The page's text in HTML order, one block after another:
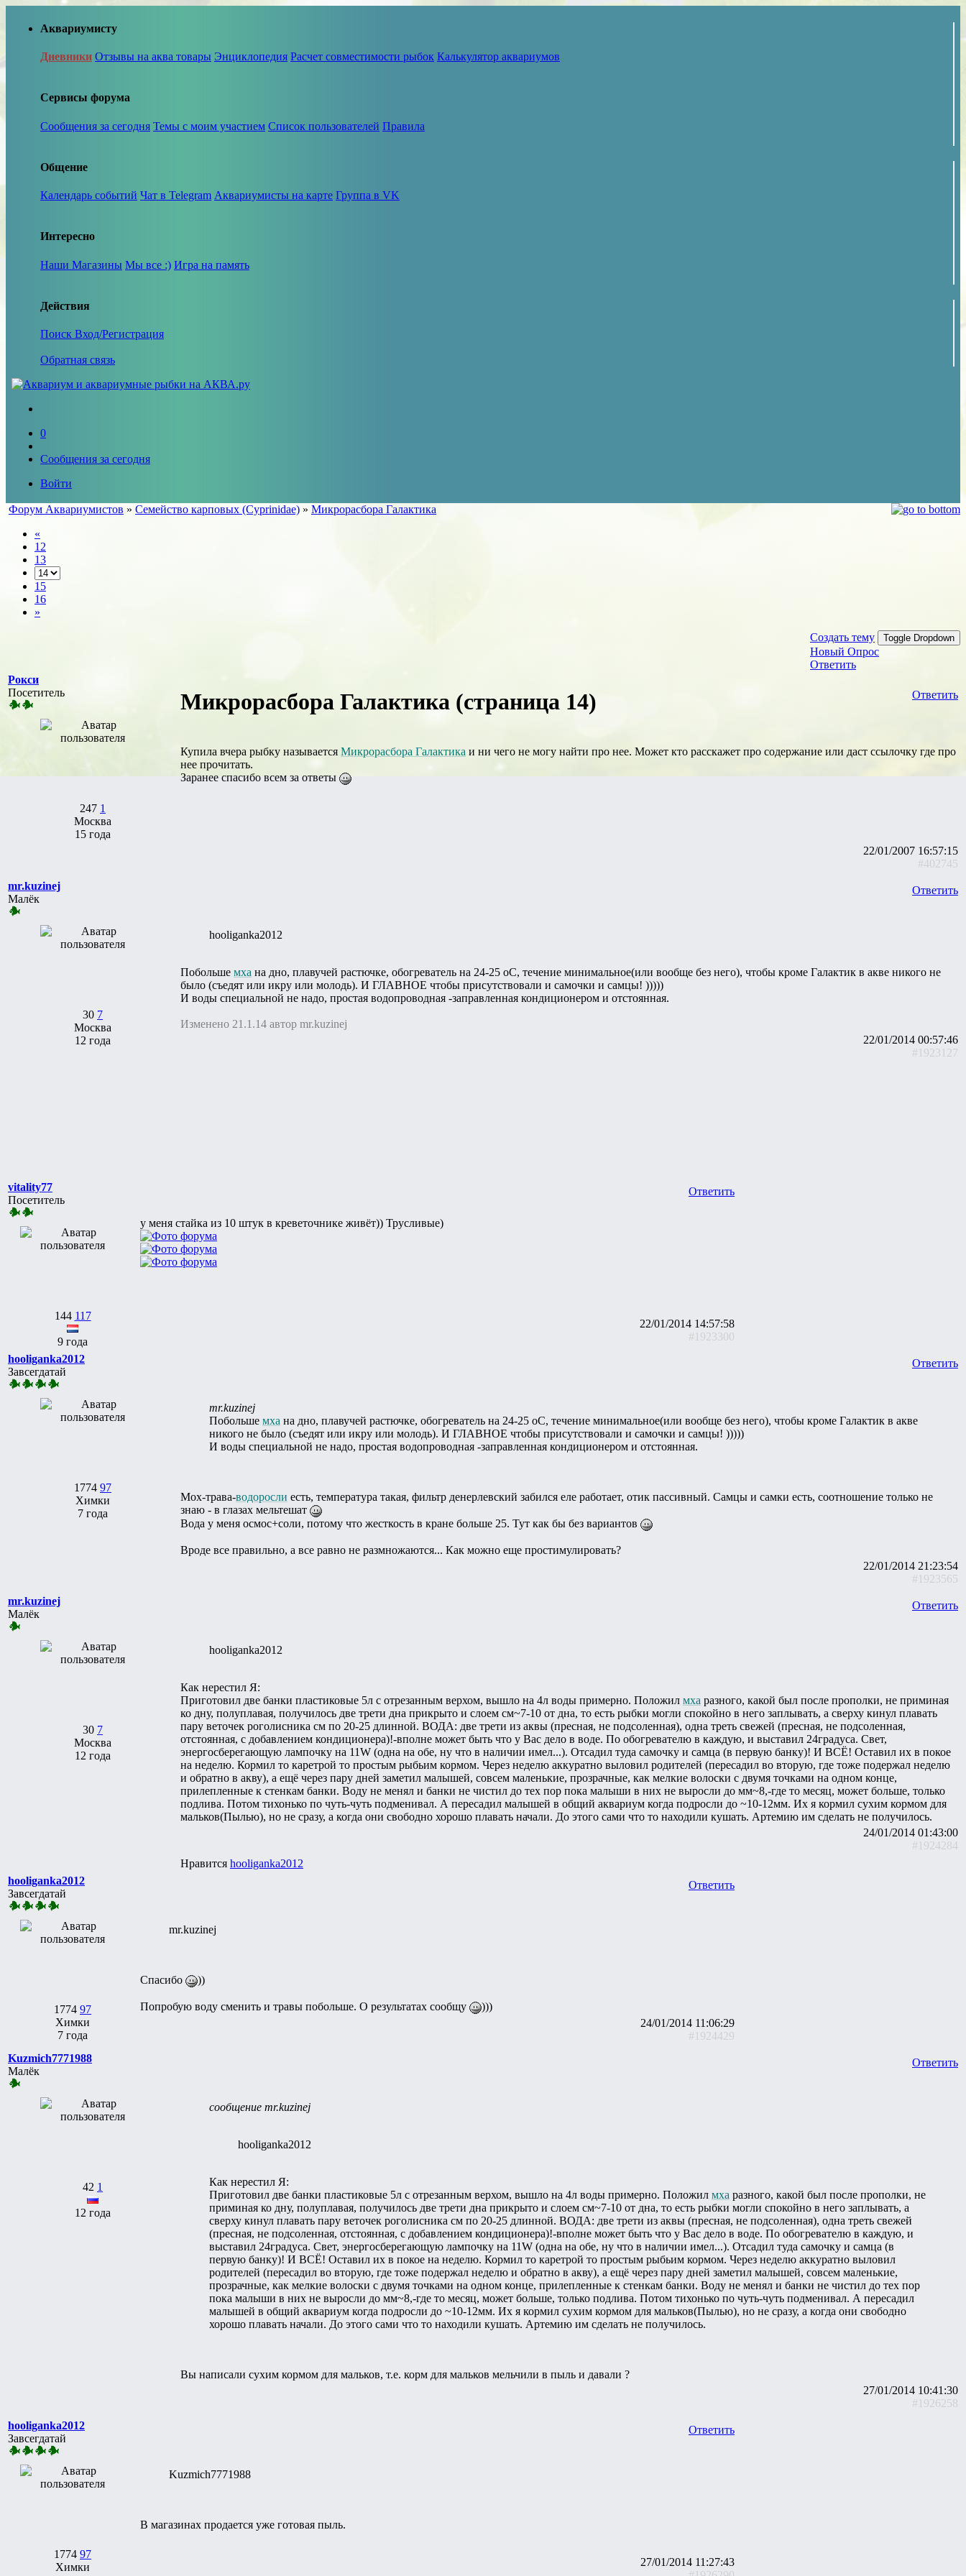
Аквариумисту
Дневники Отзывы на аква товары Энциклопедия Расчет совместимости рыбок Калькулятор аквариумов
Сервисы форума
Сообщения за сегодня Темы с моим участием Список пользователей Правила
Общение
Календарь событий Чат в Telegram Аквариумисты на карте Группа в VK
Интересно
Наши Магазины Мы все :) Игра на память
Действия
Поиск Вход/Регистрация
Обратная связь
0
Сообщения за сегодня
Войти
Форум Аквариумистов » Семейство карповых (Cyprinidae) » Микрорасбора Галактика
«
12
13
15
16
»
Создать тему Toggle Dropdown
Новый Опрос
Ответить
Рокси
Посетитель
247 1
Москва
15 года
Ответить
Микрорасбора Галактика (страница 14)
Купила вчера рыбку называется Микрорасбора Галактика и ни чего не могу найти про нее. Может кто расскажет про содержание или даст ссылочку где про
нее прочитать.
Заранее спасибо всем за ответы
22/01/2007 16:57:15
#402745
mr.kuzinej
Малёк
30 7
Москва
12 года
Ответить
hooliganka2012
Побольше мха на дно, плавучей растючке, обогреватель на 24-25 оС, течение минимальное(или вообще без него), чтобы кроме Галактик в акве никого не
было (съедят или икру или молодь). И ГЛАВНОЕ чтобы присутствовали и самочки и самцы! )))))
И воды специальной не надо, простая водопроводная -заправленная кондиционером и отстоянная.
Изменено 21.1.14 автор mr.kuzinej
22/01/2014 00:57:46
#1923127
vitality77
Посетитель
144 117
9 года
Ответить
у меня стайка из 10 штук в креветочнике живёт)) Трусливые)
22/01/2014 14:57:58
#1923300
hooliganka2012
Завсегдатай
1774 97
Химки
7 года
Ответить
mr.kuzinej
Побольше мха на дно, плавучей растючке, обогреватель на 24-25 оС, течение минимальное(или вообще без него), чтобы кроме Галактик в акве
никого не было (съедят или икру или молодь). И ГЛАВНОЕ чтобы присутствовали и самочки и самцы! )))))
И воды специальной не надо, простая водопроводная -заправленная кондиционером и отстоянная.
Мох-трава-водоросли есть, температура такая, фильтр денерлевский забился еле работает, отик пассивный. Самцы и самки есть, соотношение только не
знаю - в глазах мельтешат
Вода у меня осмос+соли, потому что жесткость в кране больше 25. Тут как бы без вариантов
Вроде все правильно, а все равно не размножаются... Как можно еще простимулировать?
22/01/2014 21:23:54
#1923565
mr.kuzinej
Малёк
30 7
Москва
12 года
Ответить
hooliganka2012
Как нерестил Я:
Приготовил две банки пластиковые 5л с отрезанным верхом, вышло на 4л воды примерно. Положил мха разного, какой был после прополки, не приминая
ко дну, полуплавая, получилось две трети дна прикрыто и слоем см~7-10 от дна, то есть рыбки могли спокойно в него заплывать, а сверху кинул плавать
пару веточек роголисника см по 20-25 длинной. ВОДА: две трети из аквы (пресная, не подсоленная), одна треть свежей (пресная, не подсоленная,
отстоянная, с добавлением кондиционера)!-вполне может быть что у Вас дело в воде. По обогревателю в каждую, и выставил 24градуса. Свет,
энергосберегающую лампочку на 11W (одна на обе, ну что в наличии имел...). Отсадил туда самочку и самца (в первую банку)! И ВСЁ! Оставил их в покое
на неделю. Кормил то каретрой то простым рыбьим кормом. Через неделю аккуратно выловил родителей (пересадил во вторую, где тоже подержал неделю
и обратно в акву), а ещё через пару дней заметил малышей, совсем маленькие, прозрачные, как мелкие волоски с двумя точками на одном конце,
прилепленные к стенкам банки. Воду не менял и банки не чистил до тех пор пока малыши в них не выросли до мм~8,-где то месяц, может больше, только
подлива. Потом тихонько по чуть-чуть подменивал. А пересадил малышей в общий аквариум когда подросли до ~10-12мм. Их я кормил сухим кормом для
мальков(Пылью), но не сразу, а когда они свободно хорошо плавать начали. До этого сами что то находили кушать. Артемию им сделать не получилось.
24/01/2014 01:43:00
#1924284
Нравится hooliganka2012
hooliganka2012
Завсегдатай
1774 97
Химки
7 года
Ответить
mr.kuzinej
Спасибо ))
Попробую воду сменить и травы побольше. О результатах сообщу
)))
24/01/2014 11:06:29
#1924429
Kuzmich7771988
Малёк
42 1
12 года
Ответить
сообщение mr.kuzinej
hooliganka2012
Как нерестил Я:
Приготовил две банки пластиковые 5л с отрезанным верхом, вышло на 4л воды примерно. Положил мха разного, какой был после прополки, не
приминая ко дну, полуплавая, получилось две трети дна прикрыто и слоем см~7-10 от дна, то есть рыбки могли спокойно в него заплывать, а
сверху кинул плавать пару веточек роголисника см по 20-25 длинной. ВОДА: две трети из аквы (пресная, не подсоленная), одна треть свежей
(пресная, не подсоленная, отстоянная, с добавлением кондиционера)!-вполне может быть что у Вас дело в воде. По обогревателю в каждую, и
выставил 24градуса. Свет, энергосберегающую лампочку на 11W (одна на обе, ну что в наличии имел...). Отсадил туда самочку и самца (в
первую банку)! И ВСЁ! Оставил их в покое на неделю. Кормил то каретрой то простым рыбьим кормом. Через неделю аккуратно выловил
родителей (пересадил во вторую, где тоже подержал неделю и обратно в акву), а ещё через пару дней заметил малышей, совсем маленькие,
прозрачные, как мелкие волоски с двумя точками на одном конце, прилепленные к стенкам банки. Воду не менял и банки не чистил до тех пор
пока малыши в них не выросли до мм~8,-где то месяц, может больше, только подлива. Потом тихонько по чуть-чуть подменивал. А пересадил
малышей в общий аквариум когда подросли до ~10-12мм. Их я кормил сухим кормом для мальков(Пылью), но не сразу, а когда они свободно
хорошо плавать начали. До этого сами что то находили кушать. Артемию им сделать не получилось.
Вы написали сухим кормом для мальков, т.е. корм для мальков мельчили в пыль и давали ?
27/01/2014 10:41:30
#1926258
hooliganka2012
Завсегдатай
1774 97
Химки
Ответить
Kuzmich7771988
В магазинах продается уже готовая пыль.
27/01/2014 11:27:43